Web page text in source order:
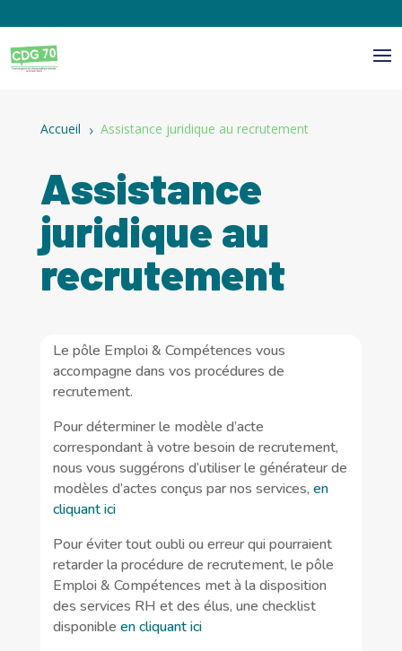
Accueil 5 Assistance juridique au recrutement
Assistance
juridique au
recrutement
Le pôle Emploi & Compétences vous
accompagne dans vos procédures de
recrutement.
Pour déterminer le modèle d’acte
correspondant à votre besoin de recrutement,
nous vous suggérons d’utiliser le générateur de
modèles d’actes conçus par nos services, en
cliquant ici
Pour éviter tout oubli ou erreur qui pourraient
retarder la procédure de recrutement, le pôle
Emploi & Compétences met à la disposition
des services RH et des élus, une checklist
disponibleen cliquant ici